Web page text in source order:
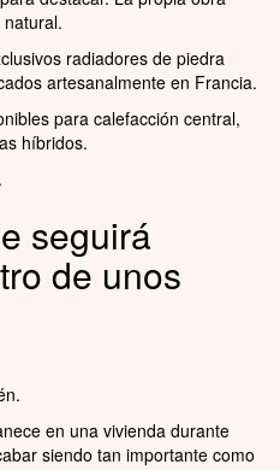
radiadores de piedra
artesanalmente en Francia.
para calefacción central,
híbridos.
seguirá
de unos
en una vivienda durante
siendo tan importante como